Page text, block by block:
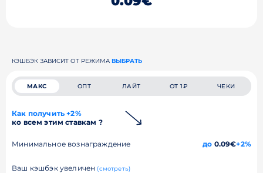
КЭШБЭК ЗАВИСИТ ОТ РЕЖИМА ВЫБРАТЬ
МАКС ОПТ ЛАЙТ ОТ 1₽ ЧЕКИ
Как получить +2%
ко всем этим ставкам ?
Минимальное вознаграждение до 0.09€+2%
Ваш кэшбэк увеличен (смотреть)